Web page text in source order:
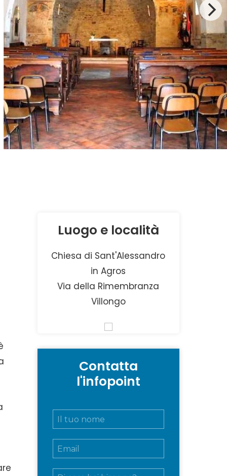
Luogo e località
Chiesa di Sant'Alessandro
in Agros
Via della Rimembranza
Villongo
Contatta
l'infopoint
N
E
m
M